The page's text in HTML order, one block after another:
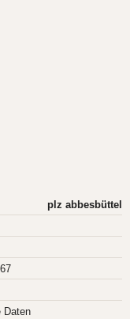
plz abbesbüttel
Daten